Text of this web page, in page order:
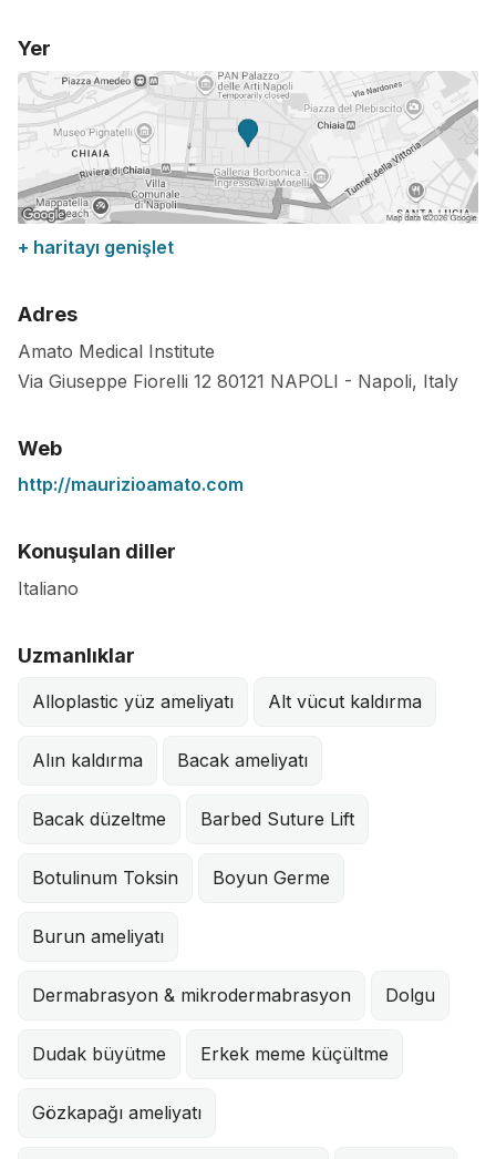
Yer
+ haritayı genişlet
Adres
Amato Medical Institute
Via Giuseppe Fiorelli 12 80121 NAPOLI - Napoli, Italy
Web
http://maurizioamato.com
Konuşulan diller
Italiano
Uzmanlıklar
Alloplastic yüz ameliyatı Alt vücut kaldırma
Alın kaldırma Bacak ameliyatı
Bacak düzeltme Barbed Suture Lift
Botulinum Toksin Boyun Germe
Burun ameliyatı
Dermabrasyon & mikrodermabrasyon Dolgu
Dudak büyütme Erkek meme küçültme
Gözkapağı ameliyatı